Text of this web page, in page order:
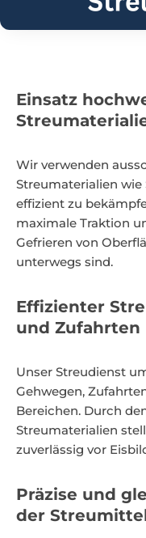
Einsatz
Wir verwenden
Streumaterialien wie
effizient zu
maximale Traktion
Gefrieren von
unterwegs sind.
Effizienter
und Zufahrten
Unser Streudienst
Gehwegen,
Bereichen. Durch
Streumaterialien
zuverlässig vor
Präzise und
der